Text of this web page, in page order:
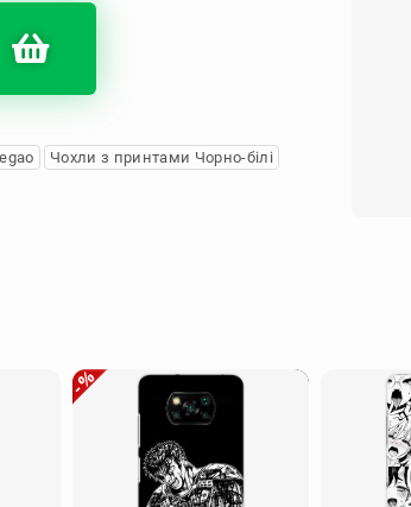
Чохли з принтами Чорно-білі